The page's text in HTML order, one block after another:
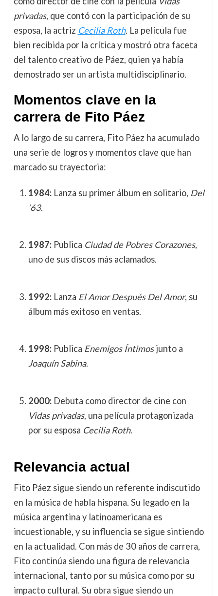
privadas, que contó con la participación de su
esposa, la actriz Cecilia Roth. La película fue
bien recibida por la crítica y mostró otra faceta
del talento creativo de Páez, quien ya había
demostrado ser un artista multidisciplinario.
Momentos clave en la
carrera de Fito Páez
A lo largo de su carrera, Fito Páez ha acumulado
una serie de logros y momentos clave que han
marcado su trayectoria:
1984:Lanza su primer álbum en solitario, Del
’63.
1987:Publica Ciudad de Pobres Corazones,
uno de sus discos más aclamados.
1992:Lanza El Amor Después Del Amor, su
álbum más exitoso en ventas.
1998:Publica Enemigos Íntimosjunto a
Joaquín Sabina.
2000:Debuta como director de cine con
Vidas privadas, una película protagonizada
por su esposa Cecilia Roth.
Relevancia actual
Fito Páez sigue siendo un referente indiscutido
en la música de habla hispana. Su legado en la
música argentina y latinoamericana es
incuestionable, y su influencia se sigue sintiendo
en la actualidad. Con más de 30 años de carrera,
Fito continúa siendo una figura de relevancia
internacional, tanto por su música como por su
impacto cultural. Su obra sigue siendo un